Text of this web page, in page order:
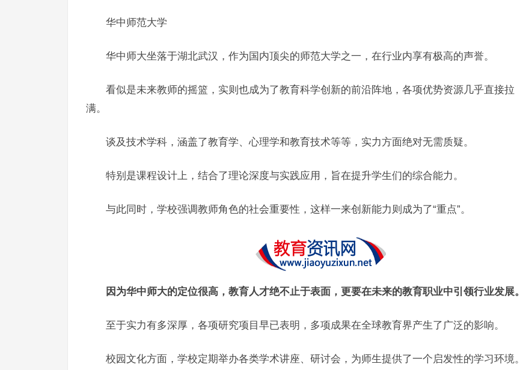
华中师范大学
华中师大坐落于湖北武汉，作为国内顶尖的师范大学之一，在行业内享有极高的声誉。
看似是未来教师的摇篮，实则也成为了教育科学创新的前沿阵地，各项优势资源几乎直接拉
满。
谈及技术学科，涵盖了教育学、心理学和教育技术等等，实力方面绝对无需质疑。
特别是课程设计上，结合了理论深度与实践应用，旨在提升学生们的综合能力。
与此同时，学校强调教师角色的社会重要性，这样一来创新能力则成为了“重点”。
因为华中师大的定位很高，教育人才绝不止于表面，更要在未来的教育职业中引领行业发展。
至于实力有多深厚，各项研究项目早已表明，多项成果在全球教育界产生了广泛的影响。
校园文化方面，学校定期举办各类学术讲座、研讨会，为师生提供了一个启发性的学习环境。